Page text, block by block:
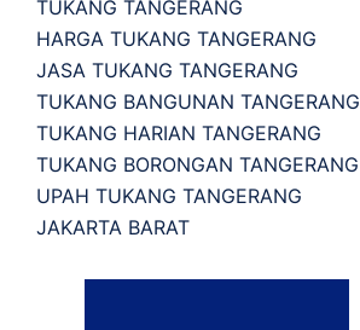
TUKANG TANGERANG
HARGA TUKANG TANGERANG
JASA TUKANG TANGERANG
TUKANG BANGUNAN TANGERANG
TUKANG HARIAN TANGERANG
TUKANG BORONGAN TANGERANG
UPAH TUKANG TANGERANG
JAKARTA BARAT